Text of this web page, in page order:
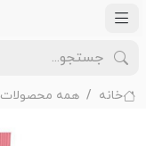
خانه همه محصولات